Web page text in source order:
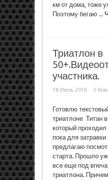
км от дома, тоже
Поэтому бегаю ...
Триатлон в
участника.
18 Июль 2016 2
Готовлю
триатлоне Титан
который
пока для затравки
предлагаю
старта. Прошло
все еще под
триатлона.